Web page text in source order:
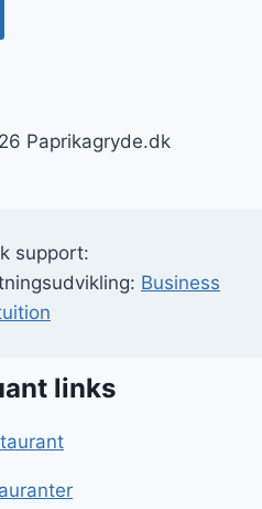
Paprikagryde.dk
support:
Business
links